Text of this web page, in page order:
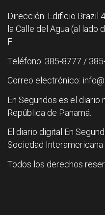
Dirección: Edificio Brazil
la Calle del Agua (al lado
F.
Teléfono: 385-8777 /
Correo electrónico:
En Segundos es el diario
República de Panamá.
El diario digital En
Sociedad Interamericana
Todos los derechos